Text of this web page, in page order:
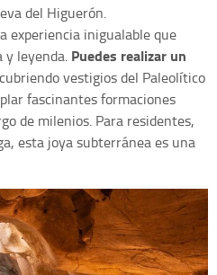
del Higuerón.
experiencia inigualable que
y leyenda. Puedes realizar un
vestigios del Paleolítico
fascinantes formaciones
de milenios. Para residentes,
esta joya subterránea es una